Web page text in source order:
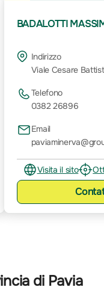
BADALOTTI
Indirizzo
Viale Cesare
Telefono
0382 26896
Email
Visita il sito
di Pavia